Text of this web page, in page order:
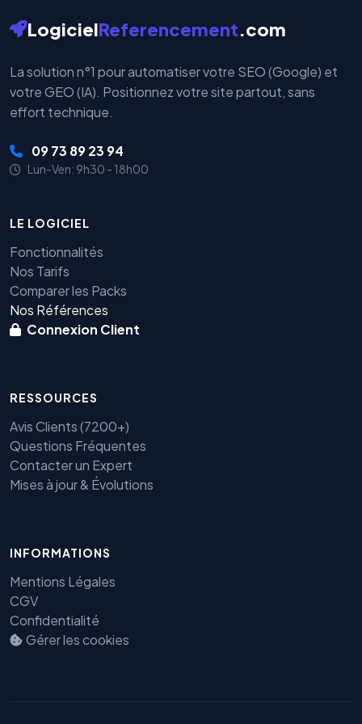
LogicielReferencement.com
La solution n°1 pour automatiser votre SEO (Google) et
votre GEO (IA). Positionnez votre site partout, sans
effort technique.
09 73 89 23 94
Lun-Ven: 9h30 - 18h00
LE LOGICIEL
Fonctionnalités
Nos Tarifs
Comparer les Packs
Nos Références
Connexion Client
RESSOURCES
Avis Clients (7200+)
Questions Fréquentes
Contacter un Expert
Mises à jour & Évolutions
INFORMATIONS
Mentions Légales
CGV
Confidentialité
Gérer les cookies